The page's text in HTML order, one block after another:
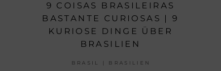
9 COISAS BRASILEIRAS
BASTANTE CURIOSAS | 9
KURIOSE DINGE ÜBER
BRASILIEN
BRASIL | BRASILIEN